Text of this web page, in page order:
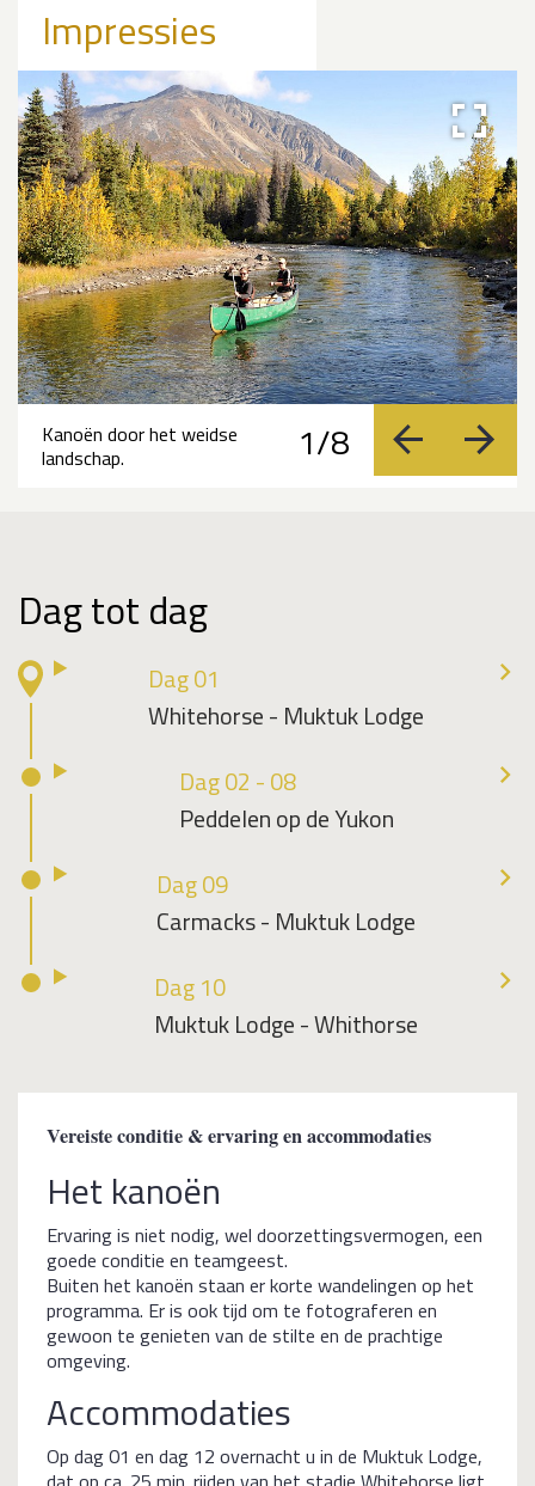
Impressies
1/8 vorige
Kanoën door het weidse
landschap.
Dag tot dag
Dag 01
Whitehorse - Muktuk Lodge
Dag 02 - 08
Peddelen op de Yukon
Dag 09
Carmacks - Muktuk Lodge
Dag 10
Muktuk Lodge - Whithorse
Vereiste conditie & ervaring en accommodaties
Het kanoën
Ervaring is niet nodig, wel doorzettingsvermogen, een
goede conditie en teamgeest.
Buiten het kanoën staan er korte wandelingen op het
programma. Er is ook tijd om te fotograferen en
gewoon te genieten van de stilte en de prachtige
omgeving.
Accommodaties
Op dag 01 en dag 12 overnacht u in de Muktuk Lodge,